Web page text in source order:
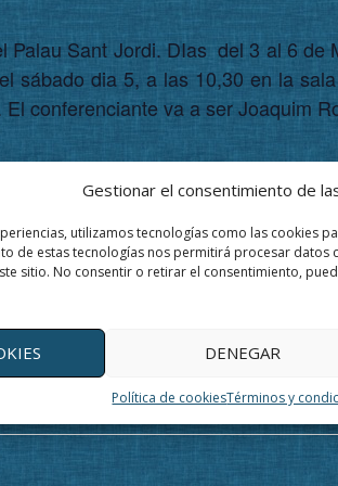
Gestionar el consentimiento de
utilizamos tecnologías como las cookies
de estas tecnologías nos permitirá procesar
sitio. No consentir o retirar el consentimiento,
DENEGAR
Política de cookiesTérminos y
Palau Sant Jordi. DIas del 3 al 6
sábado dia 5, a las 10,30 en la
conferenciante va a ser Joaquim
2018
2018
de Evento:
alternativas